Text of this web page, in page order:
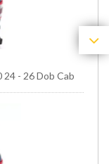
24 - 26 Dob Cab